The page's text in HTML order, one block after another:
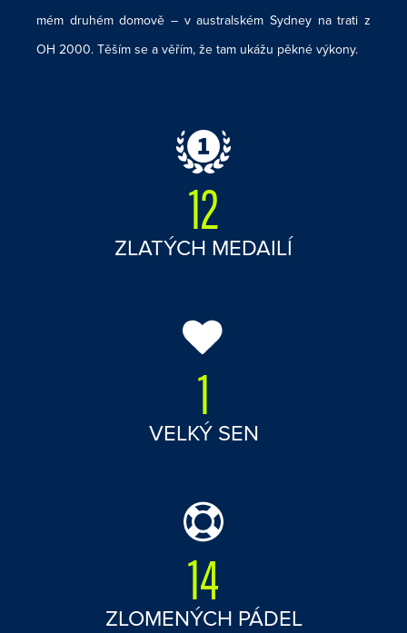
mém druhém domově – v australském Sydney na trati z
OH 2000. Těším se a věřím, že tam ukážu pěkné výkony.
12
ZLATÝCH MEDAILÍ
1
VELKÝ SEN
14
ZLOMENÝCH PÁDEL